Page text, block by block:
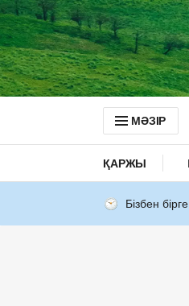
МӘЗІР
ҚАРЖЫ
Бізбен